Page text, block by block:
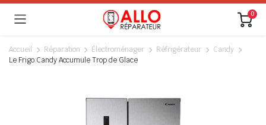
0
Accueil Réparation Électroménager Réfrigérateur
Candy
Le Frigo Candy Accumule Trop de Glace